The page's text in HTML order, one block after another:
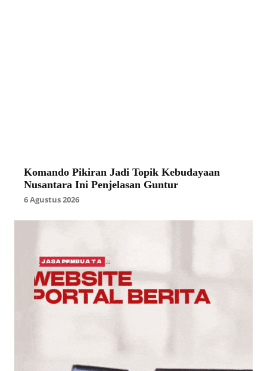
Komando Pikiran Jadi Topik Kebudayaan
Nusantara Ini Penjelasan Guntur
6 Agustus 2026